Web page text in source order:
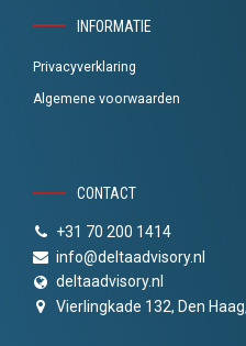
INFORMATIE
Privacyverklaring
Algemene voorwaarden
CONTACT
+31 70 200 1414
info@deltaadvisory.nl
deltaadvisory.nl
Vierlingkade 132, Den